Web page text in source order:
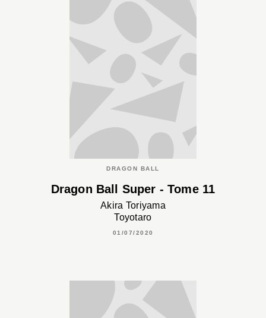
DRAGON BALL
Dragon Ball Super - Tome 11
Akira Toriyama
Toyotaro
01/07/2020